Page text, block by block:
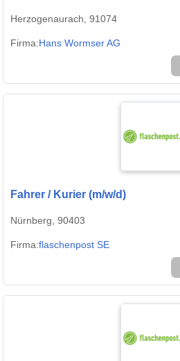
Herzogenaurach, 91074
Firma:Hans Wormser AG
Fahrer / Kurier (m/w/d)
Nürnberg, 90403
Firma:flaschenpost SE